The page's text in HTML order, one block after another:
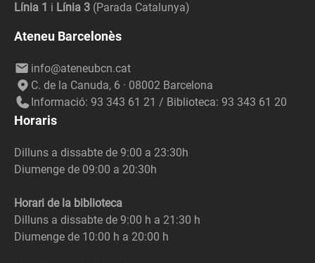
Línia 1 i Línia 3 (Parada Catalunya)
Ateneu Barcelonès
info@ateneubcn.cat
C. de la Canuda, 6 · 08002 Barcelona
Informació: 93 343 61 21 / Biblioteca: 93 343 61 20
Horaris
Dilluns a dissabte de 9:00 a 23:30h
Diumenge de 09:00 a 20:30h
Horari de la biblioteca
Dilluns a dissabte de 9:00 h a 21:30 h
Diumenge de 10:00 h a 20:00 h